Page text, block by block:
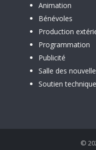
Animation
Bénévoles
Production
Programmation
Publicité
Salle des
Soutien technique
©